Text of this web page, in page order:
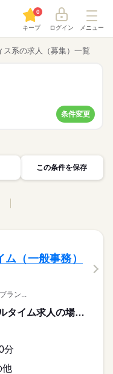
キープ
0
ログイン メニュー
ス系の求人（募集）一覧
条件変更
この条件を保存
（一般事務）
ラン...
172,000円〜172,000円 ※フルタイム求人の場合は月額（換算額）、パート求人の場合は時間額を表示しています。
分
他